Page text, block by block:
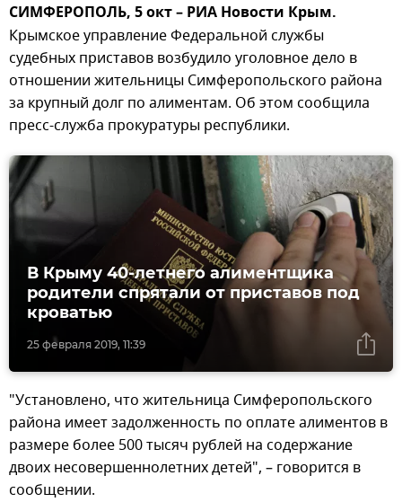
СИМФЕРОПОЛЬ, 5 окт – РИА Новости Крым.
Крымское управление Федеральной службы
судебных приставов возбудило уголовное дело в
отношении жительницы Симферопольского района
за крупный долг по алиментам. Об этом сообщила
пресс-служба прокуратуры республики.
25 февраля 2019, 11:39
В Крыму 40-летнего алиментщика
родители спрятали от приставов под
кроватью
"Установлено, что жительница Симферопольского
района имеет задолженность по оплате алиментов в
размере более 500 тысяч рублей на содержание
двоих несовершеннолетних детей", – говорится в
сообщении.